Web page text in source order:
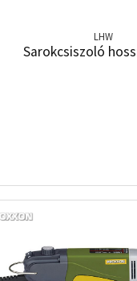
LHW
Sarokcsiszoló